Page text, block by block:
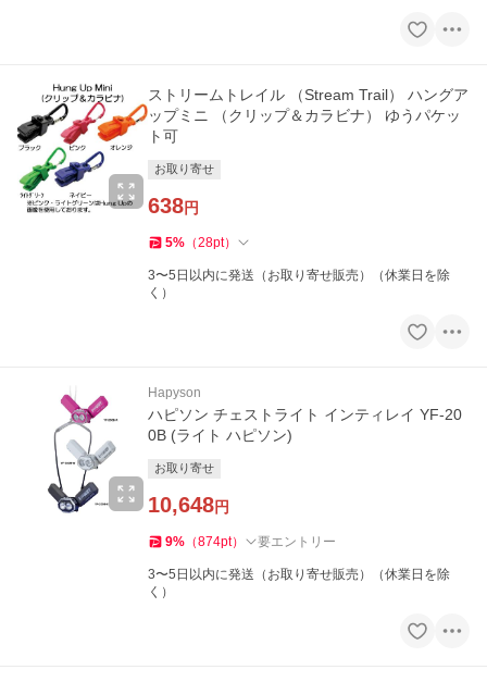
ストリームトレイル （Stream Trail） ハングア
ップミニ （クリップ＆カラビナ） ゆうパケッ
ト可
お取り寄せ
638円
5% （28pt）
3〜5日以内に発送（お取り寄せ販売）（休業日を除
く）
Hapyson
ハピソン チェストライト インティレイ YF-20
0B (ライト ハピソン)
お取り寄せ
10,648円
9% （874pt） 要エントリー
3〜5日以内に発送（お取り寄せ販売）（休業日を除
く）